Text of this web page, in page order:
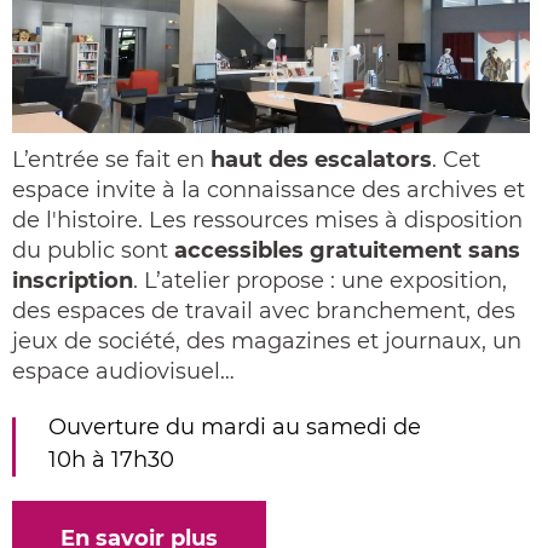
L’entrée se fait en haut des escalators. Cet
espace invite à la connaissance des archives et
de l'histoire. Les ressources mises à disposition
du public sont accessibles gratuitement sans
inscription. L’atelier propose : une exposition,
des espaces de travail avec branchement, des
jeux de société, des magazines et journaux, un
espace audiovisuel…
Ouverture du mardi au samedi de
10h à 17h30
En savoir plus